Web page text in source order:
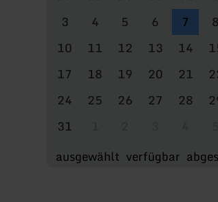
3
4 5 6 7 8
10
11 12 13 14
17
18 19 20 21
24
25 26 27 28
31
ausgewählt verfügbar